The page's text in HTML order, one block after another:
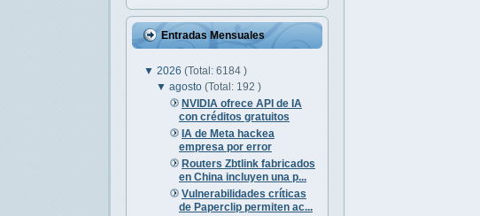
Entradas Mensuales
▼ 2026 (Total: 6184 )
▼agosto(Total: 192 )
NVIDIA ofrece API de IA
con créditos gratuitos
IA de Meta hackea
empresa por error
Routers Zbtlink fabricados
en China incluyen una p...
Vulnerabilidades críticas
de Paperclip permiten ac...